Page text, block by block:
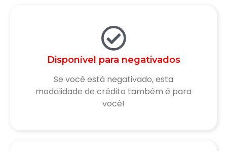
Disponível para negativados
Se você está negativado, esta
modalidade de crédito também é para
você!